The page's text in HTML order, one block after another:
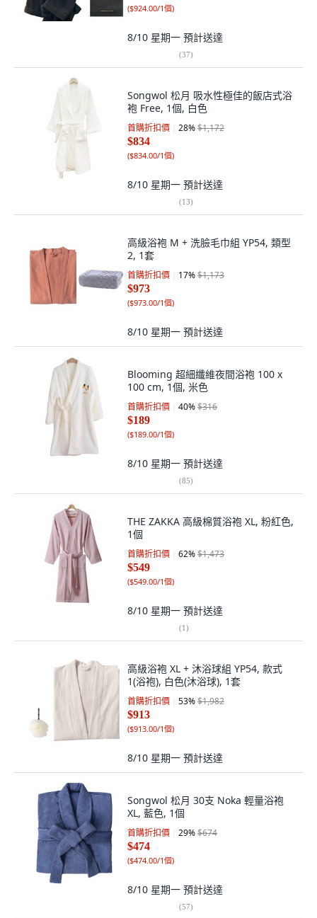
($924.00/1個)
8/10 星期一 預計送達
(37)
Songwol 松月 吸水性極佳的飯店式浴
袍 Free, 1個, 白色
首購折扣價 28%$1,172
$834
($834.00/1個)
8/10 星期一 預計送達
(13)
高級浴袍 M + 洗臉毛巾組 YP54, 類型
2, 1套
首購折扣價 17%$1,173
$973
($973.00/1個)
8/10 星期一 預計送達
Blooming 超細纖維夜間浴袍 100 x
100 cm, 1個, 米色
首購折扣價 40%$316
$189
($189.00/1個)
8/10 星期一 預計送達
(85)
THE ZAKKA 高級棉質浴袍 XL, 粉紅色,
1個
首購折扣價 62%$1,473
$549
($549.00/1個)
8/10 星期一 預計送達
(1)
高級浴袍 XL + 沐浴球組 YP54, 款式
1(浴袍), 白色(沐浴球), 1套
首購折扣價 53%$1,982
$913
($913.00/1個)
8/10 星期一 預計送達
Songwol 松月 30支 Noka 輕量浴袍
XL, 藍色, 1個
首購折扣價 29%$674
$474
($474.00/1個)
8/10 星期一 預計送達
(57)